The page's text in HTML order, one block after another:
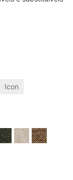
Icon